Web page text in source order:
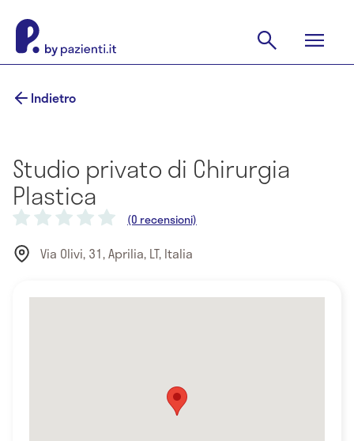
Indietro
Studio privato di Chirurgia
Plastica
(0 recensioni)
Via Olivi, 31, Aprilia, LT, Italia